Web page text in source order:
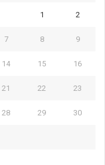
1 2
7 8 9
14 15 16
21 22 23
28 29 30